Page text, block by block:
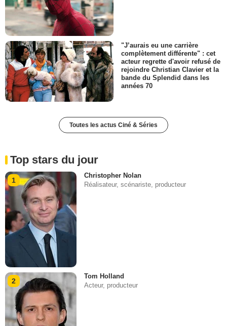
"J’aurais eu une carrière
complètement différente" : cet
acteur regrette d'avoir refusé de
rejoindre Christian Clavier et la
bande du Splendid dans les
années 70
Toutes les actus Ciné & Séries
Top stars du jour
1
Christopher Nolan
Réalisateur, scénariste, producteur
2
Tom Holland
Acteur, producteur